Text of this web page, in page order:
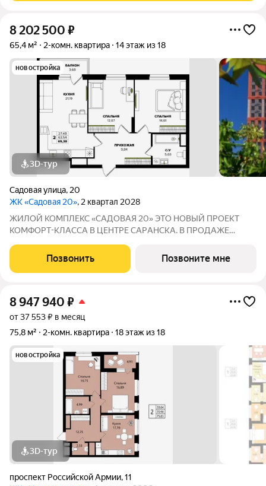
8 202 500 ₽
65,4 м² 2-комн. квартира 14 этаж из 18
новостройка
3D-тур
Садовая улица, 20
ЖК «Садовая 20», 2 квартал 2028
ЖИЛОЙ КОМПЛЕКС «САДОВАЯ 20» ЭТО НОВЫЙ ПРОЕКТ
КОМФОРТ-КЛАССА В ЦEНТРE СAPАНСКA. В ПРОДАЖЕ
Саранск, ул. Садовая, 20 Сдача: 2 квартал 2028 года Почему
стоит выбрать: 5 минут до парка им. A.С.
Позвонить Позвоните мне
8 947 940 ₽
от 37 553 ₽ в месяц
75,8 м²
2-комн. квартира 18 этаж из 18
новостройка
3D-тур
проспект Российской Армии,11